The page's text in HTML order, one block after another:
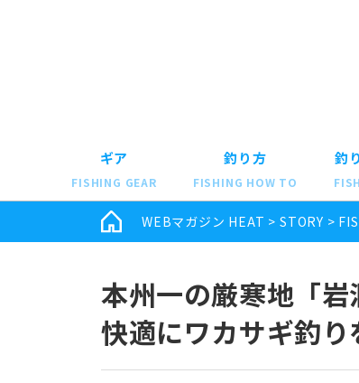
ギア
FISHING GEAR
釣り方
FISHING HOW TO
釣
WEBマガジン HEAT >STORY >
本州一の厳寒地「岩
快適にワカサギ釣